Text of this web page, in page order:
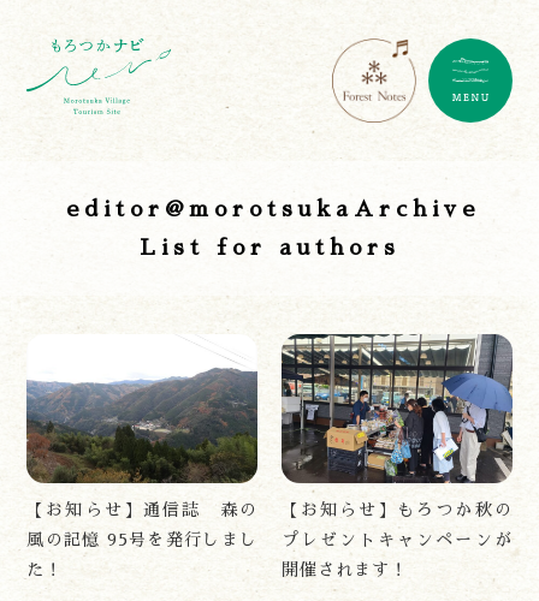
editor@morotsukaArchive
List for authors
【お知らせ】通信誌 森の
風の記憶 95号を発行しまし
た！
【お知らせ】もろつか秋の
プレゼントキャンペーンが
開催されます！